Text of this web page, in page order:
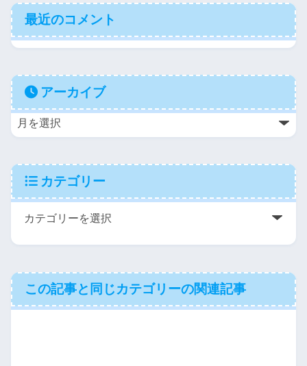
最近のコメント
アーカイブ
カテゴリー
この記事と同じカテゴリーの関連記事